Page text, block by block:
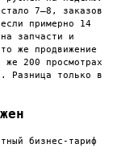
7–8, заказов
примерно 14
запчасти и
же продвижение
200 просмотрах
Разница только в
бизнес-тариф